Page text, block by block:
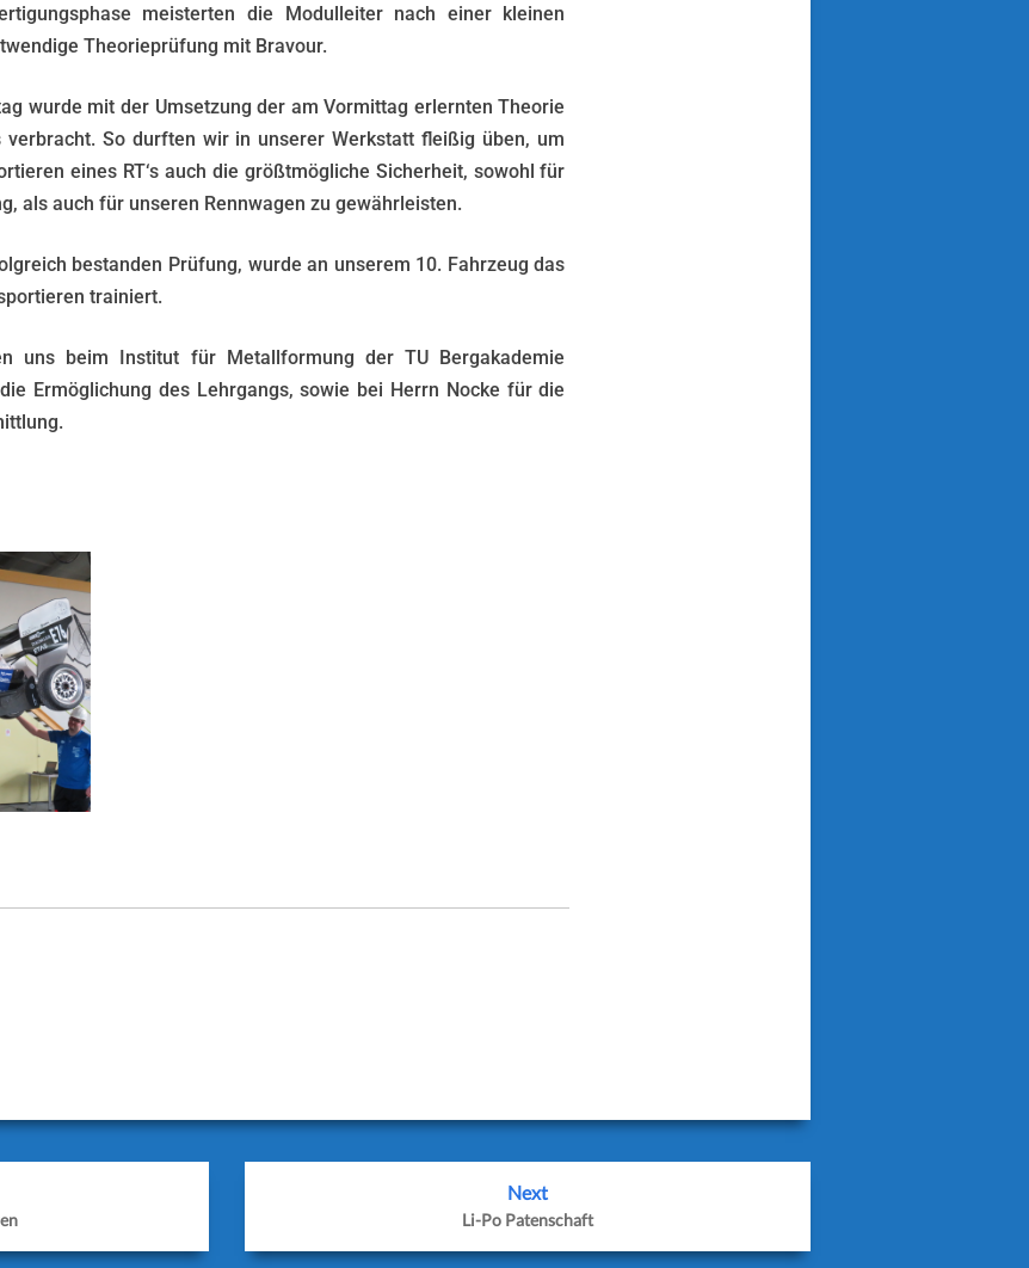
meisterten die Modulleiter nach einer kleinen
Theorieprüfung mit Bravour.
wurde mit der Umsetzung der am Vormittag erlernten Theorie
verbracht. So durften wir in unserer Werkstatt fleißig üben, um
eines RT‘s auch die größtmögliche Sicherheit, sowohl für
als auch für unseren Rennwagen zu gewährleisten.
bestanden Prüfung, wurde an unserem 10. Fahrzeug das
trainiert.
uns beim Institut für Metallformung der TU Bergakademie
Ermöglichung des Lehrgangs, sowie bei Herrn Nocke für die
Next
Li-Po Patenschaft